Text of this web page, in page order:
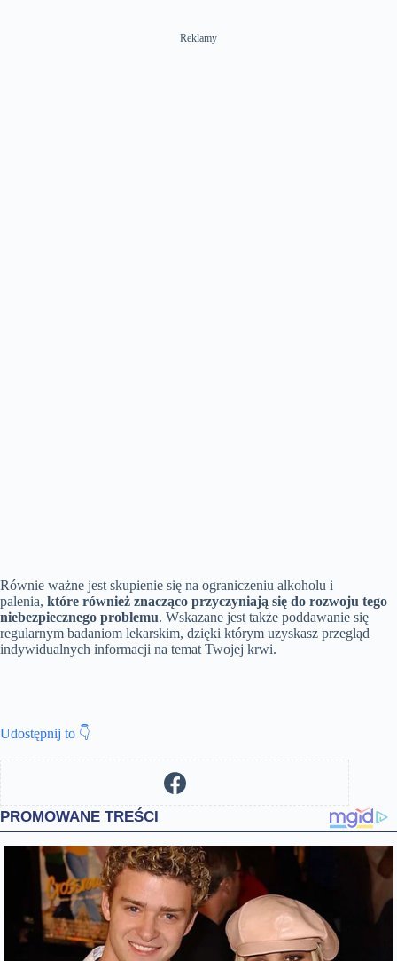
Reklamy
Równie ważne jest skupienie się na ograniczeniu alkoholu i
palenia, które również znacząco przyczyniają się do rozwoju tego
niebezpiecznego problemu. Wskazane jest także poddawanie się
regularnym badaniom lekarskim, dzięki którym uzyskasz przegląd
indywidualnych informacji na temat Twojej krwi.
Udostępnij to 👇